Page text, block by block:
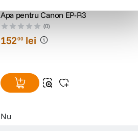
Apa pentru Canon EP-R3
(0)
15200 lei
Nu